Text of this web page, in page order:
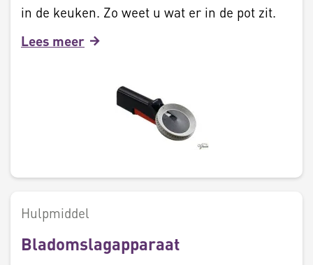
in de keuken. Zo weet u wat er in de pot zit.
Lees meer
Hulpmiddel
Bladomslagapparaat